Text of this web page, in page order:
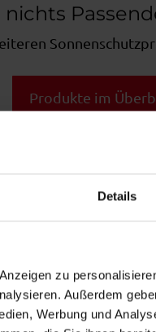
Details
zu
Außerdem
Werbung und
nichts
Produkte im
aus